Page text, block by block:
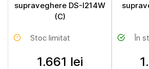
supraveghere DS-I214W
(C)
Stoc limitat
1.661 lei
În